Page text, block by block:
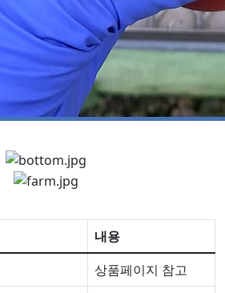
내용
상품페이지 참고